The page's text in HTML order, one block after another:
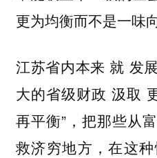
更为均衡而不是一味
江苏省内本来 就 发
大的省级财政 汲取
再平衡”，把那些从
救济穷地方，在这